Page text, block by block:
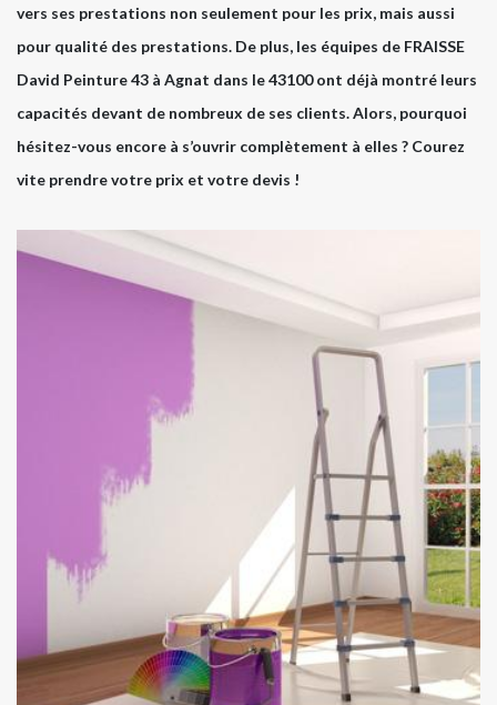
vers ses prestations non seulement pour les prix, mais aussi
pour qualité des prestations. De plus, les équipes de FRAISSE
David Peinture 43 à Agnat dans le 43100 ont déjà montré leurs
capacités devant de nombreux de ses clients. Alors, pourquoi
hésitez-vous encore à s’ouvrir complètement à elles ? Courez
vite prendre votre prix et votre devis !